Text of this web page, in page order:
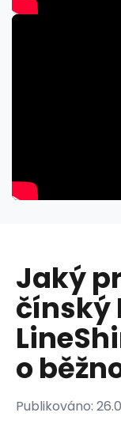
Jaký
čínský
o
Publikováno: